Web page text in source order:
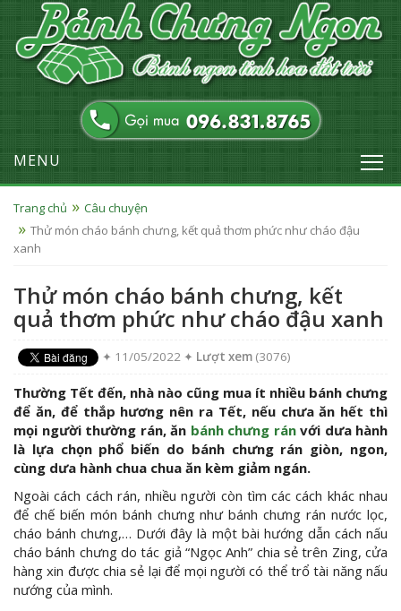
MENU
Trang chủ
Câu chuyện
Thử món cháo bánh chưng, kết quả thơm phức như cháo đậu
xanh
Thử món cháo bánh chưng, kết
quả thơm phức như cháo đậu xanh
✦ 11/05/2022 ✦ Lượt xem (3076)
Thường Tết đến, nhà nào cũng mua ít nhiều bánh chưng
để ăn, để thắp hương nên ra Tết, nếu chưa ăn hết thì
mọi người thường rán, ăn bánh chưng ránvới dưa hành
là lựa chọn phổ biến do bánh chưng rán giòn, ngon,
cùng dưa hành chua chua ăn kèm giảm ngán.
Ngoài cách cách rán, nhiều người còn tìm các cách khác nhau
để chế biến món bánh chưng như bánh chưng rán nước lọc,
cháo bánh chưng,… Dưới đây là một bài hướng dẫn cách nấu
cháo bánh chưng do tác giả “Ngọc Anh” chia sẻ trên Zing, cửa
hàng xin được chia sẻ lại để mọi người có thể trổ tài năng nấu
nướng của mình.